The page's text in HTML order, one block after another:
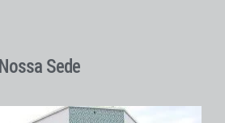
Nossa Sede